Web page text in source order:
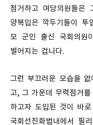
점거하고 여당의원들은
양복입은 깍두기들이 투
모 군인 출신 국회의원
벌어지는 겁니다.
그런 부끄러운 모습을
고, 그 가운데 무력점거
하고자 도입된 것이 바
국회선진화법내에서 필